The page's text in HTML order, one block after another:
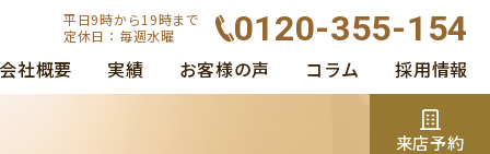
平日9時から19時まで
定休日：毎週水曜
0120-355-154
会社概要 実績 お客様の声 コラム 採用情報
来店予約